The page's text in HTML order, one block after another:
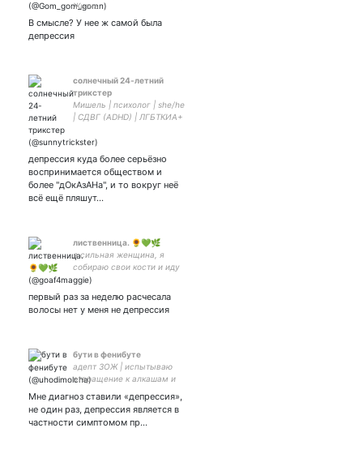
Жизнь.
В смысле? У нее ж самой была
депрессия
солнечный 24-летний
трикстер
Мишель | психолог | she/he
| СДВГ (ADHD) | ЛГБТКИА+
депрессия куда более серьёзно
воспринимается обществом и
более "дОкАзАНа", и то вокруг неё
всё ещё пляшут…
лиственница. 🌻💚🌿
я сильная женщина, я
собираю свои кости и иду
жить.
первый раз за неделю расчесала
волосы нет у меня не депрессия
бути в фенибуте
адепт ЗОЖ | испытываю
отвращение к алкашам и
возможны мат и агрессия
Мне диагноз ставили «депрессия»,
не один раз, депрессия является в
частности симптомом пр…